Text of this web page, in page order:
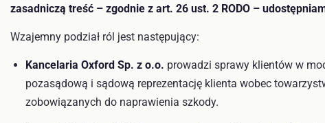
zasadniczą treść – zgodnie z art. 26 ust. 2 RODO –
Wzajemny podział ról jest następujący:
Kancelaria Oxford Sp. z o.o. prowadzi sprawy klientów w
pozasądową i sądową reprezentację klienta wobec
zobowiązanych do naprawienia szkody.